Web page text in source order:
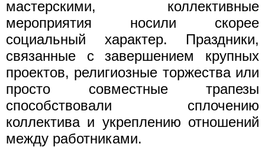
мастерскими, коллективные
мероприятия носили скорее
социальный характер. Праздники,
связанные с завершением крупных
проектов, религиозные торжества или
просто совместные трапезы
способствовали сплочению
коллектива и укреплению отношений
между работниками.